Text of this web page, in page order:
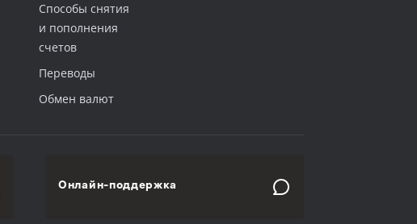
Способы снятия
и пополнения
счетов
Переводы
Обмен валют
Онлайн-поддержка